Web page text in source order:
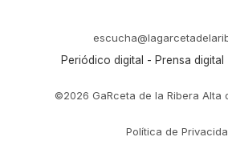
Periódico digital - Prensa digital
©2026 GaRceta de la Ribera Alta
Política de